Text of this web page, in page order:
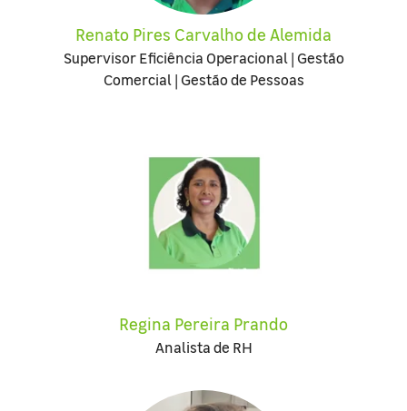
Renato Pires Carvalho de Alemida
Supervisor Eficiência Operacional | Gestão
Comercial | Gestão de Pessoas
Regina Pereira Prando
Analista de RH